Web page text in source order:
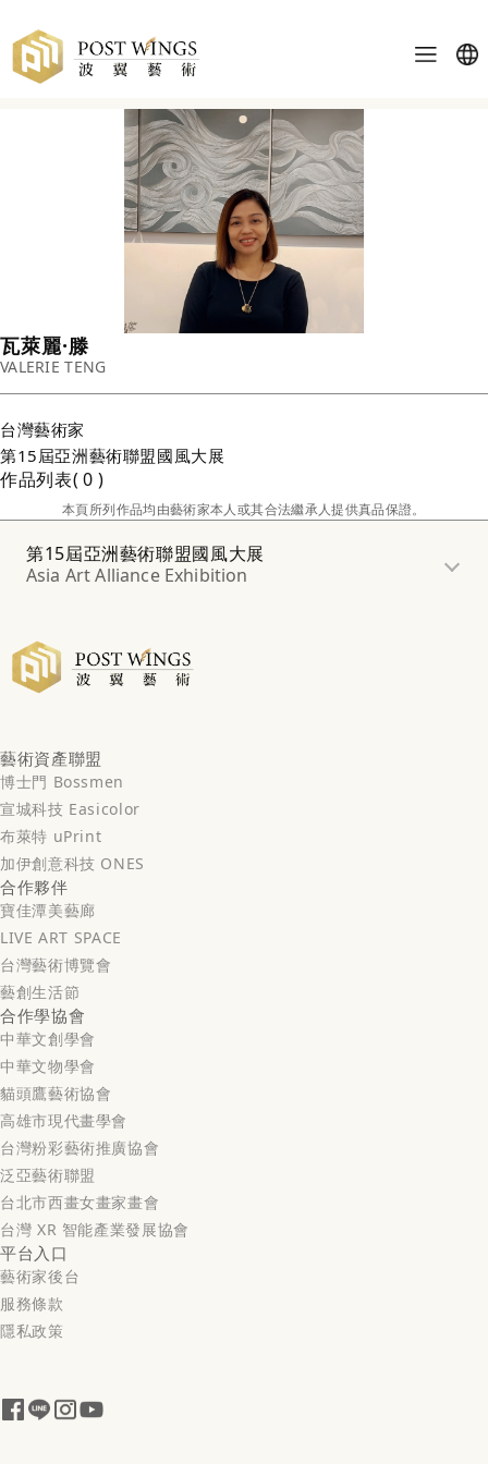
瓦萊麗·滕
VALERIE TENG
台灣藝術家
第15屆亞洲藝術聯盟國風大展
作品列表 0
本頁所列作品均由藝術家本人或其合法繼承人提供真品保證。
第15屆亞洲藝術聯盟國風大展
Asia Art Alliance Exhibition
藝術資產聯盟
博士門 Bossmen
宣城科技 Easicolor
布萊特 uPrint
加伊創意科技 ONES
合作夥伴
寶佳潭美藝廊
LIVE ART SPACE
台灣藝術博覽會
藝創生活節
合作學協會
中華文創學會
中華文物學會
貓頭鷹藝術協會
高雄市現代畫學會
台灣粉彩藝術推廣協會
泛亞藝術聯盟
台北市西畫女畫家畫會
台灣 XR 智能產業發展協會
平台入口
藝術家後台
服務條款
隱私政策